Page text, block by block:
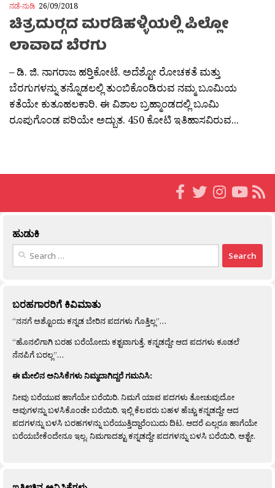
ನಡೆ-ನುಡಿ 26/09/2018
ಚಿತ್ರದುರ‍್ಗದ ಮರಡಿಹಳ್ಳಿಯಲ್ಲಿ ಪಿಲ್ಲೋ
ಲಾವಾದ ಬೆರಗು
– ಡಿ. ಜಿ. ನಾಗರಾಜ ಹರ‍್ತಿಕೋಟೆ. ಅದೆಶ್ಟೋ ರೋಚಕತೆ ಮತ್ತು
ಬೆರಗುಗಳನ್ನು ತನ್ನೊಡಲಲ್ಲಿ ತುಂಬಿಕೊಂಡಿರುವ ನಮ್ಮ ಬೂಮಿಯ
ಕತೆಯೇ ಕುತೂಹಲಕಾರಿ. ಈ ವಿಶಾಲ ಬ್ರಹ್ಮಾಂಡದಲ್ಲಿ ಬೂಮಿ
ರೂಪುಗೊಂಡ ಪರಿಯೇ ಅದ್ಬುತ. 450 ಕೋಟಿ ಇತಿಹಾಸವಿರುವ...
ಹುಡುಕಿ
Search
ಬರಹಗಾರರಿಗೆ ಕಿವಿಮಾತು
“ನನಗೆ ಅಶ್ಟೊಂದು ಕನ್ನಡ ಬೇರಿನ ಪದಗಳು ಗೊತ್ತಿಲ್ಲ”…
“ಹೊನಲಿಗಾಗಿ ಬರಹ ಬರೆಯೋದು ಕಶ್ಟವಾಗುತ್ತೆ. ಕನ್ನಡದ್ದೇ ಆದ ಪದಗಳು ಕೂಡಲೆ
ನೆನಪಿಗೆ ಬರಲ್ಲ”…
ಈ ಮೇಲಿನ ಅನಿಸಿಕೆಗಳು ನಿಮ್ಮದಾಗಿದ್ದರೆ ಗಮನಿಸಿ:
ನೀವು ಬರೆಯುವ ಹಾಗೆಯೇ ಬರೆಯಿರಿ. ನಿಮಗೆ ಯಾವ ಪದಗಳು ತೋಚುವುದೋ
ಅವುಗಳನ್ನು ಬಳಸಿಕೊಂಡೇ ಬರೆಯಿರಿ. ಇಲ್ಲಿ ಕೆಲವರು ಬಹಳ ಹೆಚ್ಚು ಕನ್ನಡದ್ದೇ ಆದ
ಪದಗಳನ್ನು ಬಳಸಿ ಬರಹಗಳನ್ನು ಬರೆಯುತ್ತಿದ್ದಾರೆಂಬುದು ದಿಟ. ಆದರೆ ಎಲ್ಲರೂ ಹಾಗೆಯೇ
ಬರೆಯಬೇಕೆಂದೇನೂ ಇಲ್ಲ. ನಿಮಗಾದಶ್ಟು ಕನ್ನಡದ್ದೇ ಪದಗಳನ್ನು ಬಳಸಿ ಬರೆಯಿರಿ, ಅಶ್ಟೇ.